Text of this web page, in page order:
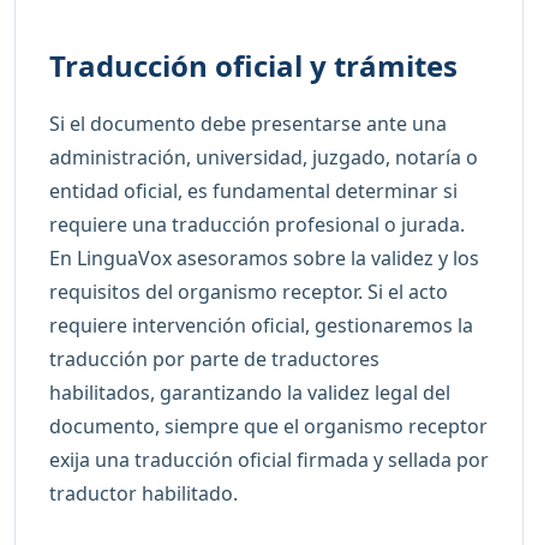
Traducción oficial y trámites
Si el documento debe presentarse ante una
administración, universidad, juzgado, notaría o
entidad oficial, es fundamental determinar si
requiere una traducción profesional o jurada.
En LinguaVox asesoramos sobre la validez y los
requisitos del organismo receptor. Si el acto
requiere intervención oficial, gestionaremos la
traducción por parte de traductores
habilitados, garantizando la validez legal del
documento, siempre que el organismo receptor
exija una traducción oficial firmada y sellada por
traductor habilitado.